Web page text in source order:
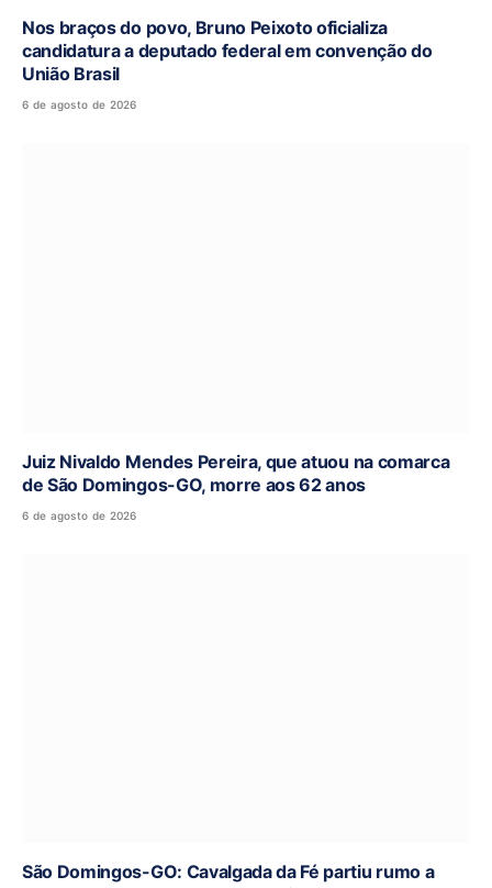
Nos braços do povo, Bruno Peixoto oficializa
candidatura a deputado federal em convenção do
União Brasil
6 de agosto de 2026
Juiz Nivaldo Mendes Pereira, que atuou na comarca
de São Domingos-GO, morre aos 62 anos
6 de agosto de 2026
São Domingos-GO: Cavalgada da Fé partiu rumo a